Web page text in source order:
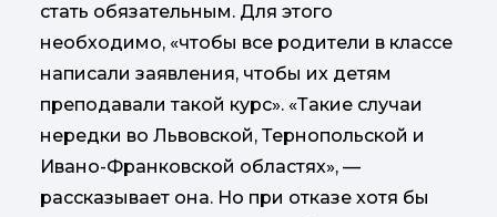
стать обязательным. Для этого
необходимо, «чтобы все родители в классе
написали заявления, чтобы их детям
преподавали такой курс». «Такие случаи
нередки во Львовской, Тернопольской и
Ивано-Франковской областях», —
рассказывает она. Но при отказе хотя бы